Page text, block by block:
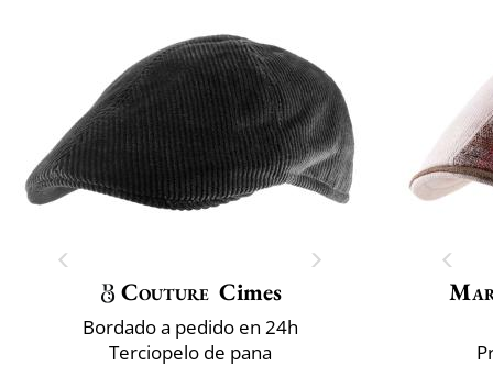
Couture Cimes
Bordado a pedido en 24h
Terciopelo de pana